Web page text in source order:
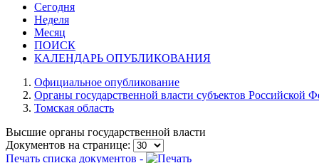
Сегодня
Неделя
Месяц
ПОИСК
КАЛЕНДАРЬ ОПУБЛИКОВАНИЯ
Официальное опубликование
Органы государственной власти субъектов Российской
Томская область
Высшие органы государственной власти
Документов на странице:
Печать списка документов -